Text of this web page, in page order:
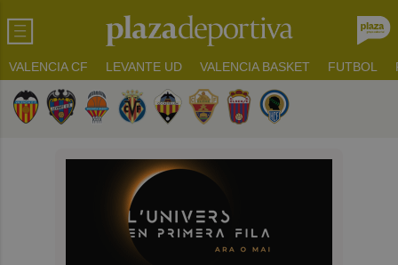
VALENCIA CF LEVANTE UD VALENCIA BASKET FUTBOL